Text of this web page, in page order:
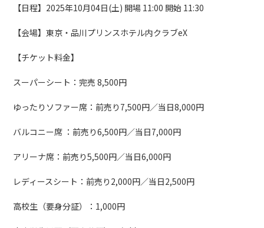
【日程】2025年10月04日(土) 開場 11:00 開始 11:30
【会場】東京・品川プリンスホテル内クラブeX
【チケット料金】
スーパーシート：完売 8,500円
ゆったりソファー席：前売り7,500円／当日8,000円
バルコニー席 ：前売り6,500円／当日7,000円
アリーナ席：前売り5,500円／当日6,000円
レディースシート：前売り2,000円／当日2,500円
高校生（要身分証）：1,000円